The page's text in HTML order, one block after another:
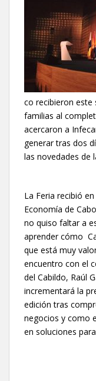
co recibieron este
familias al
acercaron a
generar tras dos
las novedades de
La Feria recibió
Economía de
no quiso faltar a
aprender cómo
que está muy
encuentro con el
del Cabildo, Raúl
incrementará la
edición tras
negocios y como
en soluciones